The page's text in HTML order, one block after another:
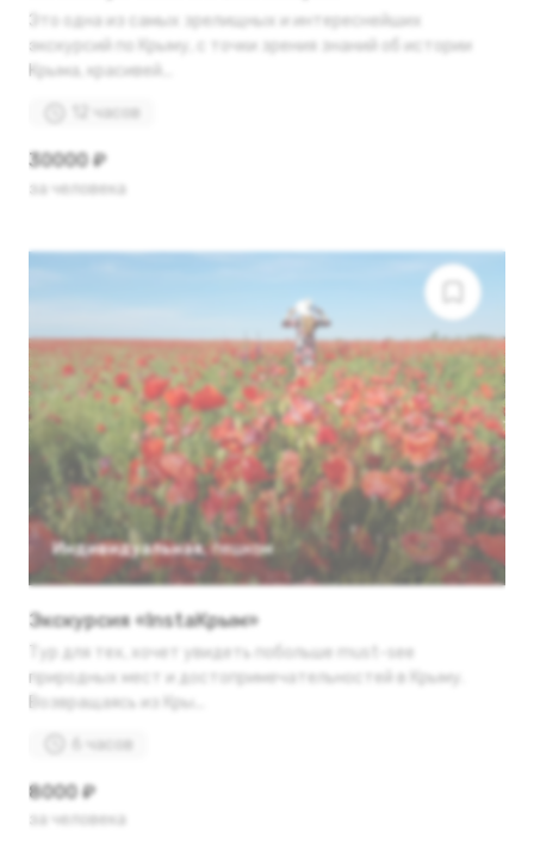
Это одна из самых зрелищных и интереснейших
экскурсий по Крыму, с точки зрения знаний об истории
Крыма, красивей...
12 часов
30000 ₽
за человека
Индивидуальная, пешком
Экскурсия «InstaКрым»
Тур для тех, хочет увидеть побольше must-see
природных мест и достопримечательностей в Крыму.
Возвращаясь из Кры...
6 часов
8000 ₽
за человека